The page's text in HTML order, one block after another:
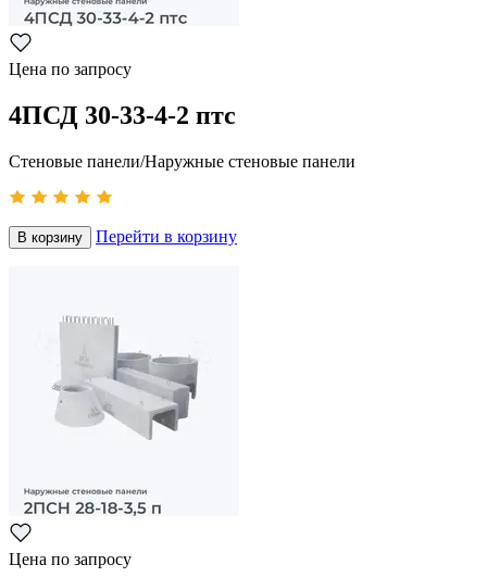
Цена по запросу
4ПСД 30-33-4-2 птс
Стеновые панели/Наружные стеновые панели
В корзину Перейти в корзину
Цена по запросу